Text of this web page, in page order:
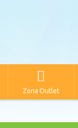
Zona Outlet